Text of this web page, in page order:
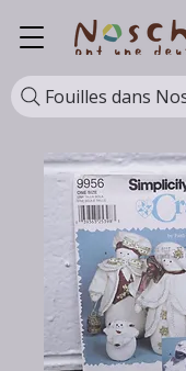
Fouilles dans